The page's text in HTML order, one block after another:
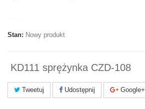
Stan: Nowy produkt
KD111 sprężynka CZD-108
Tweetuj Udostępnij Google+